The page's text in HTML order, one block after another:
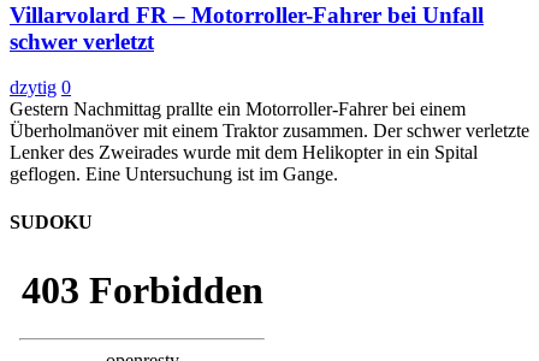
Villarvolard FR – Motorroller-Fahrer bei Unfall
schwer verletzt
dzytig 0
Gestern Nachmittag prallte ein Motorroller-Fahrer bei einem
Überholmanöver mit einem Traktor zusammen. Der schwer verletzte
Lenker des Zweirades wurde mit dem Helikopter in ein Spital
geflogen. Eine Untersuchung ist im Gange.
SUDOKU